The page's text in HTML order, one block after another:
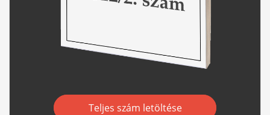
Teljes szám letöltése